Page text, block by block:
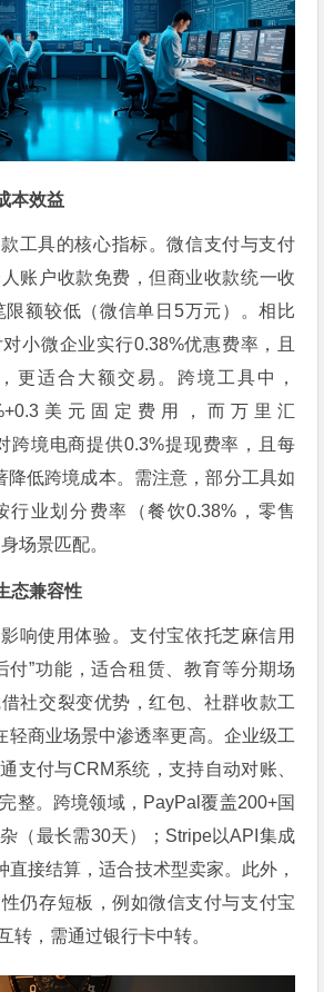
本效益
工具的核心指标。微信支付与支付
账户收款免费，但商业收款统一收
限额较低（微信单日5万元）。相比
小微企业实行0.38%优惠费率，且
更适合大额交易。跨境工具中，
美元固定费用，而万里汇
跨境电商提供0.3%提现费率，且每
降低跨境成本。需注意，部分工具如
行业划分费率（餐饮0.38%，零售
场景匹配。
态兼容性
响使用体验。支付宝依托芝麻信用
付”功能，适合租赁、教育等分期场
社交裂变优势，红包、社群收款工
轻商业场景中渗透率更高。企业级工
支付与CRM系统，支持自动对账、
整。跨境领域，PayPal覆盖200+国
（最长需30天）；Stripe以API集成
直接结算，适合技术型卖家。此外，
仍存短板，例如微信支付与支付宝
转，需通过银行卡中转。